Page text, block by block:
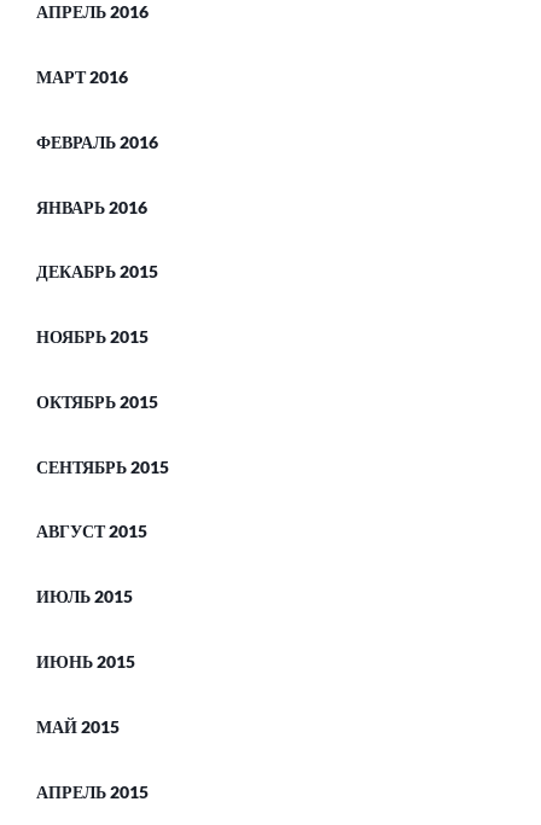
АПРЕЛЬ 2016
МАРТ 2016
ФЕВРАЛЬ 2016
ЯНВАРЬ 2016
ДЕКАБРЬ 2015
НОЯБРЬ 2015
ОКТЯБРЬ 2015
СЕНТЯБРЬ 2015
АВГУСТ 2015
ИЮЛЬ 2015
ИЮНЬ 2015
МАЙ 2015
АПРЕЛЬ 2015